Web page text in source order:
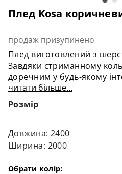
Плед Kosa
продаж призупинено
Плед виготовлений з
Завдяки стриманному
доречним у будь-якому
читати більше...
Розмір
Довжина: 2400
Ширина: 2000
Обрати колір: